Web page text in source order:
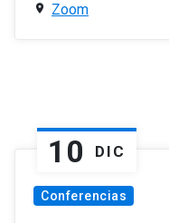
Zoom
10 DIC
Conferencias